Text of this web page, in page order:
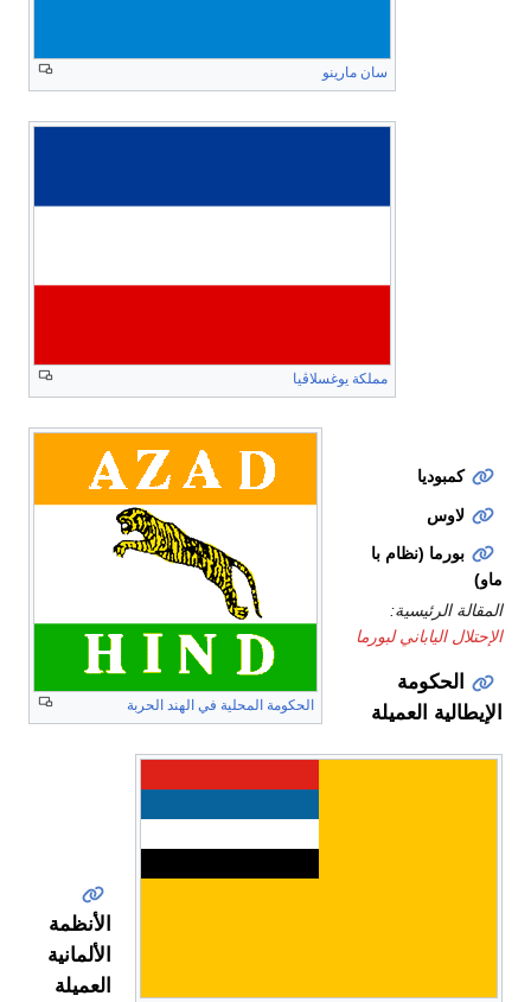
سان مارينو
مملكة يوغسلاڤيا
الحكومة المحلية في الهند الحربة
الحكومة
المعترف
الصين
ڤيتنام
كمبوديا
لاوس
بورما (نظام با
ماو)
المقالة الرئيسية:
الإحتلال الياباني لبورما
الحكومة
الإيطالية العميلة
الأنظمة
الألمانية
العميلة